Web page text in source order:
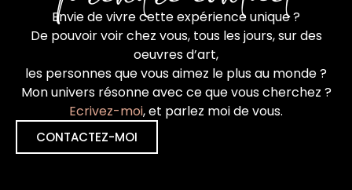
Envie de vivre cette expérience unique ?
De pouvoir voir chez vous, tous les jours, sur des
oeuvres d’art,
les personnes que vous aimez le plus au monde ?
Mon univers résonne avec ce que vous cherchez ?
Ecrivez-moi, et parlez moi de vous.
CONTACTEZ-MOI